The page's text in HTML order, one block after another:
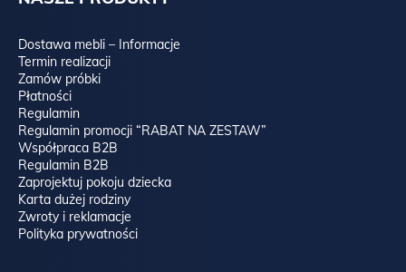
Dostawa mebli – Informacje
Termin realizacji
Zamów próbki
Płatności
Regulamin
Regulamin promocji “RABAT NA ZESTAW”
Współpraca B2B
Regulamin B2B
Zaprojektuj pokoju dziecka
Karta dużej rodziny
Zwroty i reklamacje
Polityka prywatności